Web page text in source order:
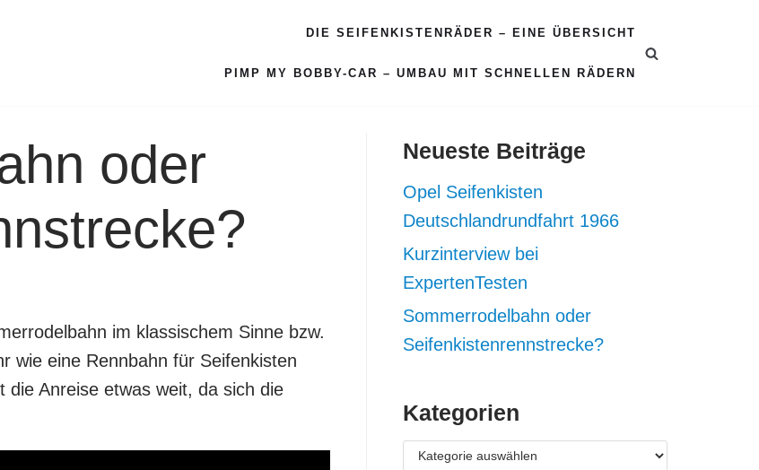
DIE SEIFENKISTENRÄDER – EINE ÜBERSICHT
PIMP MY BOBBY-CAR – UMBAU MIT SCHNELLEN RÄDERN
oder
im klassischem Sinne bzw.
wie eine Rennbahn für Seifenkisten
Anreise etwas weit, da sich die
Neueste Beiträge
Opel Seifenkisten
Deutschlandrundfahrt 1966
Kurzinterview bei
ExpertenTesten
Sommerrodelbahn oder
Seifenkistenrennstrecke?
Kategorien